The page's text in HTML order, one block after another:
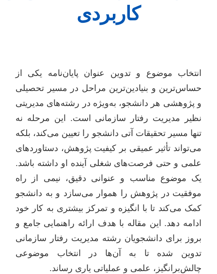
کاربردی
انتخاب موضوع و تدوین عنوان پایان‌نامه یکی از
حساس‌ترین و بنیادین‌ترین مراحل در مسیر تحصیلی
و پژوهشی هر دانشجو، به‌ویژه در رشته‌های مدیریتی
نظیر مدیریت رفتار سازمانی است. این مرحله نه
تنها مسیر تحقیقات آتی دانشجو را تعیین می‌کند، بلکه
می‌تواند تأثیر عمیقی بر کیفیت پژوهش، دستاوردهای
علمی و حتی فرصت‌های شغلی آینده او داشته باشد.
یک موضوع مناسب و عنوانی دقیق، نیمی از راه
موفقیت در پژوهش را هموار می‌سازد و به دانشجو
کمک می‌کند تا با انگیزه و تمرکز بیشتری به کار خود
ادامه دهد. این مقاله با هدف ارائه راهنمایی جامع و
بروز برای دانشجویان رشته مدیریت رفتار سازمانی
تدوین شده تا به آن‌ها در انتخاب موضوعی
چالش‌برانگیز، علمی و عملیاتی یاری رساند.